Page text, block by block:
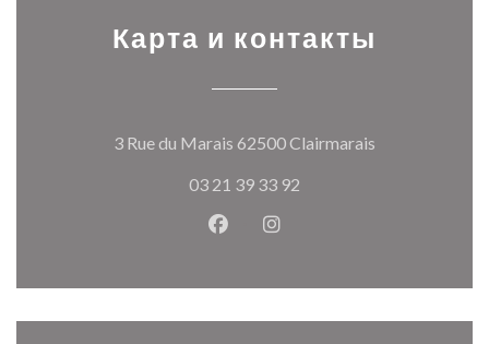
Карта и контакты
3 Rue du Marais 62500 Clairmarais
03 21 39 33 92
Facebook ((открывается в
Instagram